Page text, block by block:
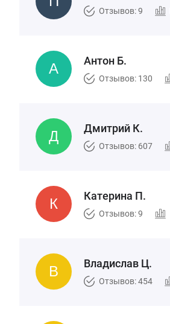
Отзывов: 9
Антон Б.
Отзывов: 130
Дмитрий К.
Отзывов: 607
Катерина П.
Отзывов: 9
Владислав Ц.
Отзывов: 454